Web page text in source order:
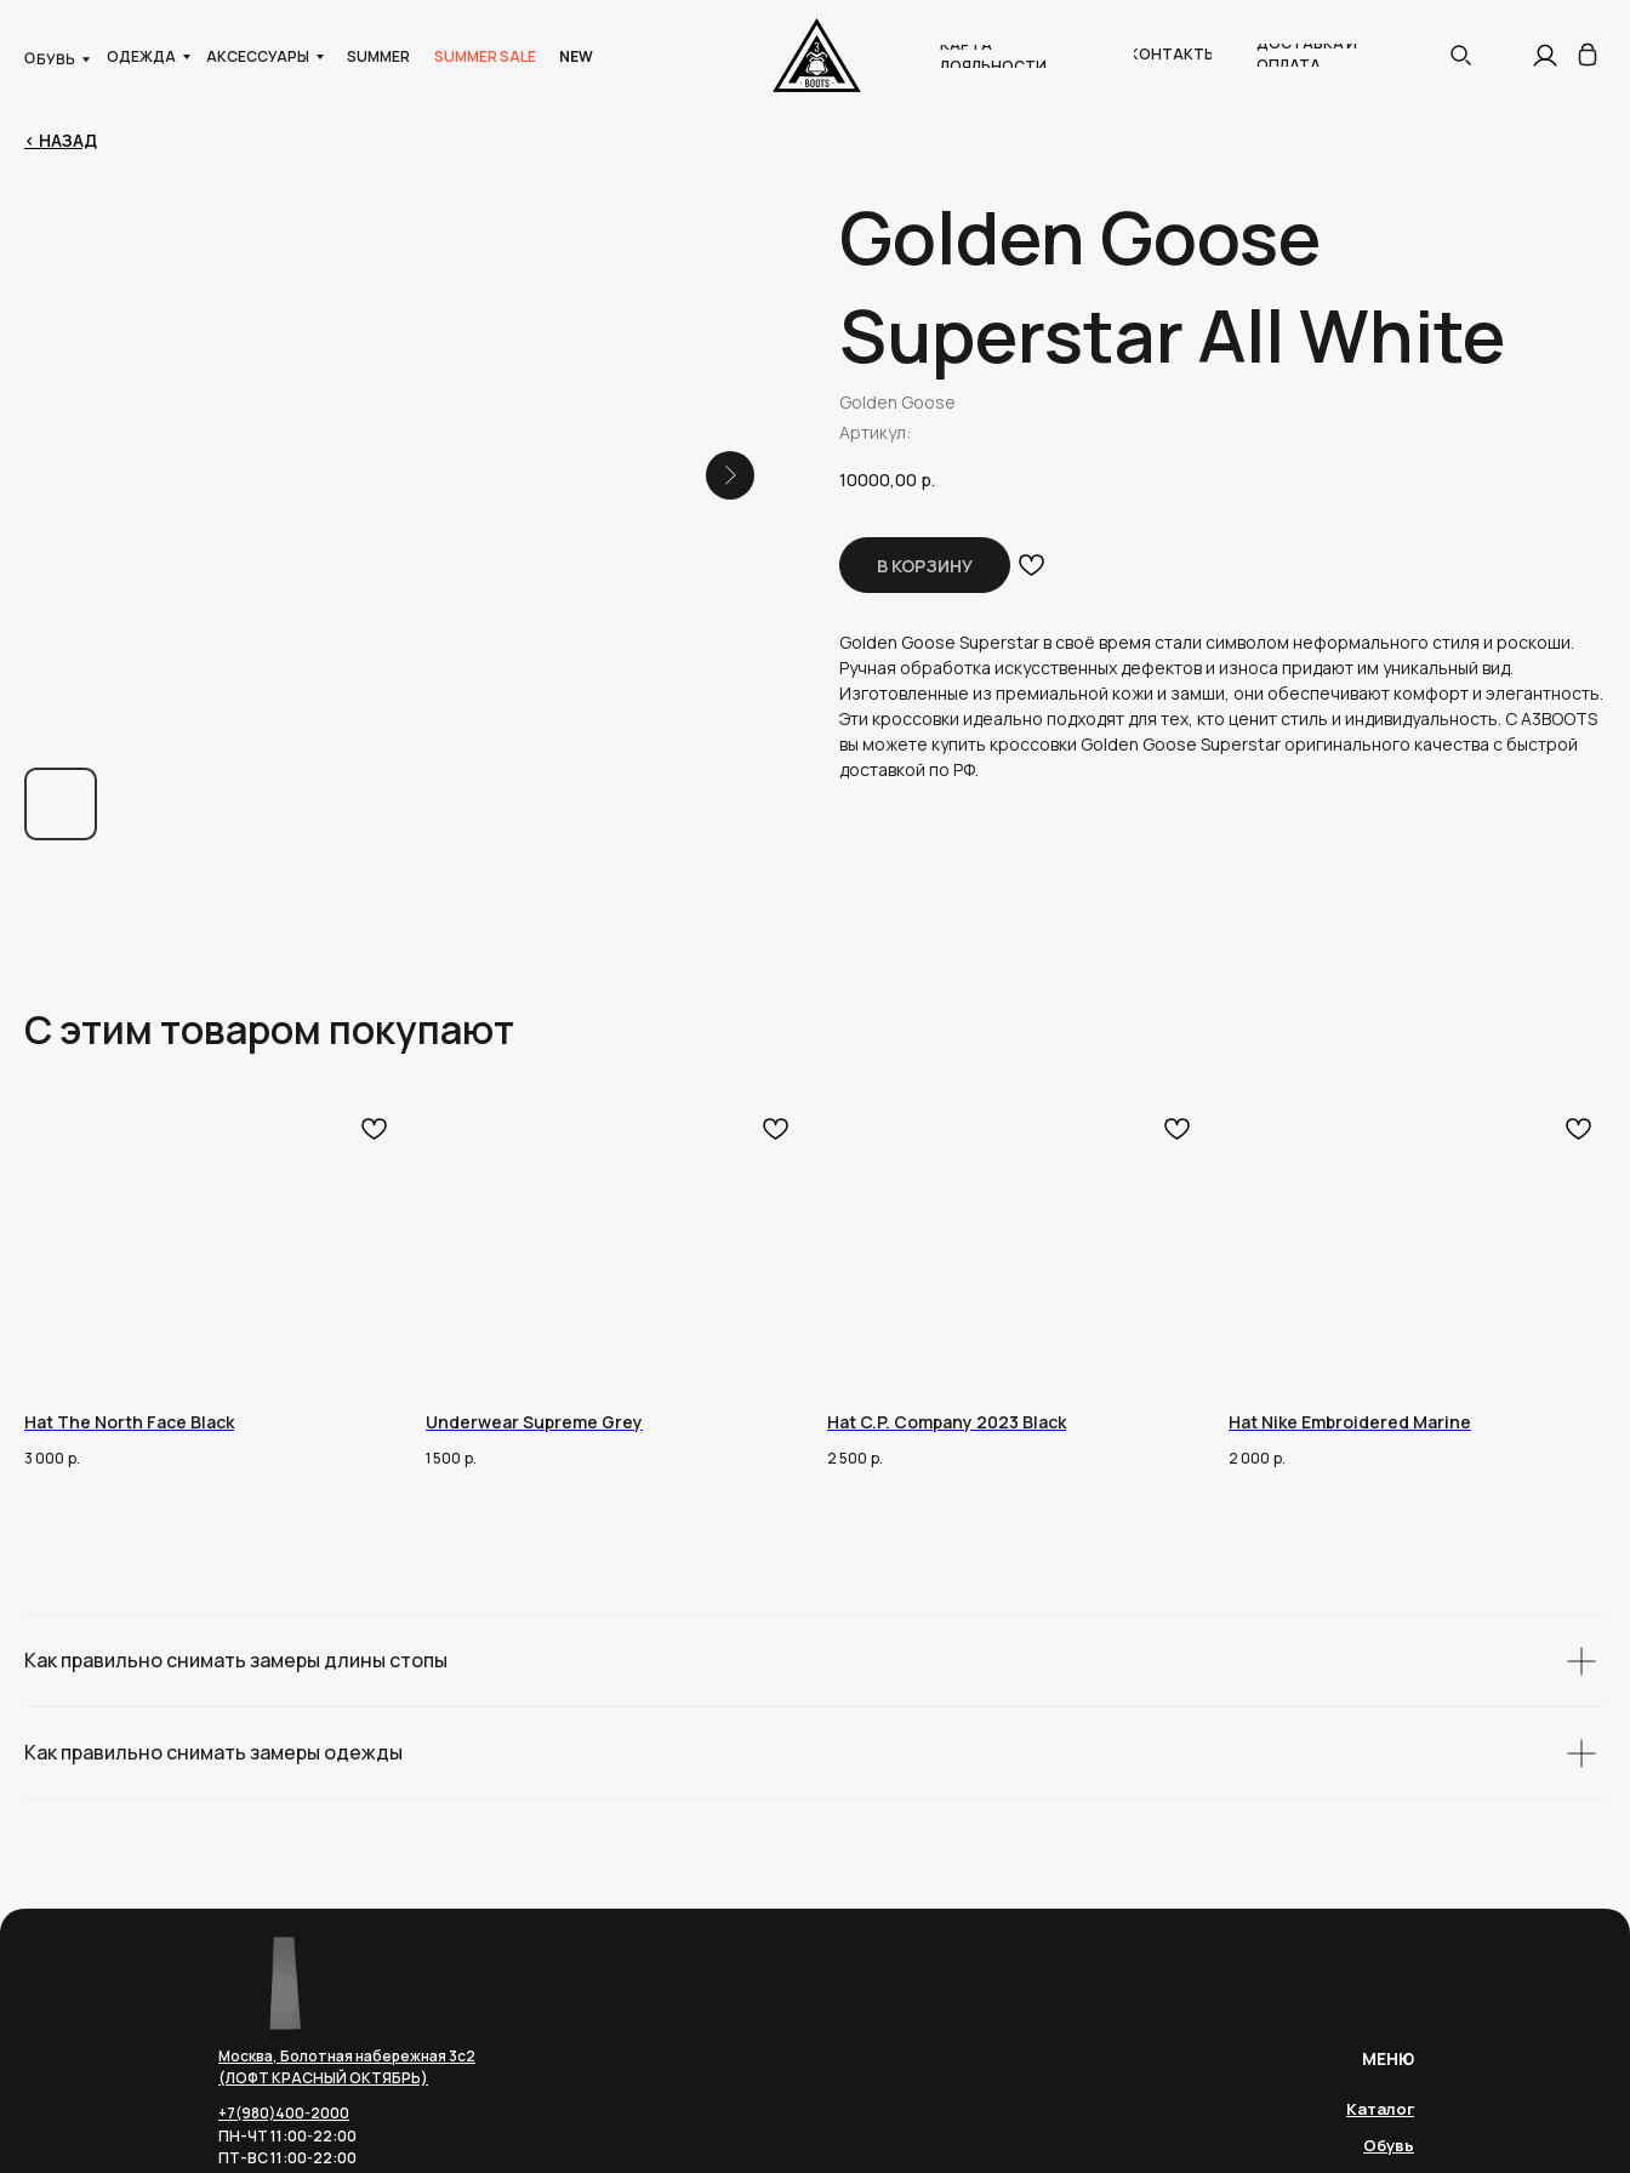
SUMMER SALE
SUMMER
ОБУВЬ ОДЕЖДА АКСЕССУАРЫ КОНТАКТЫ
ДОСТАВКА И
ОПЛАТА
КАРТА
ЛОЯЛЬНОСТИ
NEW
< НАЗАД
Golden Goose
Superstar All White
Golden Goose
Артикул:
10000,00 р.
В КОРЗИНУ
Golden Goose Superstar в своё время стали символом неформального стиля и роскоши.
Ручная обработка искусственных дефектов и износа придают им уникальный вид.
Изготовленные из премиальной кожи и замши, они обеспечивают комфорт и элегантность.
Эти кроссовки идеально подходят для тех, кто ценит стиль и индивидуальность. С A3BOOTS
вы можете купить кроссовки Golden Goose Superstar оригинального качества с быстрой
доставкой по РФ.
С этим товаром покупают
Hat The North Face Black
3 000 р.
Underwear Supreme Grey
1 500 р.
Hat C.P. Company 2023 Black
2 500 р.
Hat Nike Embroidered Marine
2 000 р.
Как правильно снимать замеры длины стопы
Как правильно снимать замеры одежды
Москва, Болотная набережная 3с2
(ЛОФТ КРАСНЫЙ ОКТЯБРЬ)
+7(980)400-2000
ПН-ЧТ 11:00-22:00
ПТ-ВС 11:00-22:00
МЕНЮ
Каталог
Обувь